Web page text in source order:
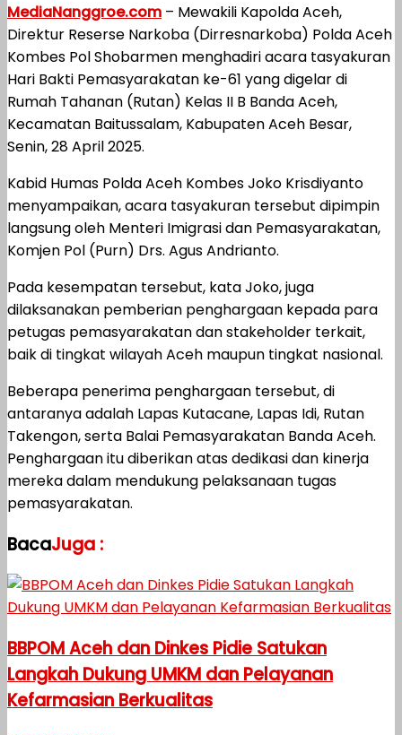
MediaNanggroe.com – Mewakili Kapolda Aceh,
Direktur Reserse Narkoba (Dirresnarkoba) Polda Aceh
Kombes Pol Shobarmen menghadiri acara tasyakuran
Hari Bakti Pemasyarakatan ke-61 yang digelar di
Rumah Tahanan (Rutan) Kelas II B Banda Aceh,
Kecamatan Baitussalam, Kabupaten Aceh Besar,
Senin, 28 April 2025.
Kabid Humas Polda Aceh Kombes Joko Krisdiyanto
menyampaikan, acara tasyakuran tersebut dipimpin
langsung oleh Menteri Imigrasi dan Pemasyarakatan,
Komjen Pol (Purn) Drs. Agus Andrianto.
Pada kesempatan tersebut, kata Joko, juga
dilaksanakan pemberian penghargaan kepada para
petugas pemasyarakatan dan stakeholder terkait,
baik di tingkat wilayah Aceh maupun tingkat nasional.
Beberapa penerima penghargaan tersebut, di
antaranya adalah Lapas Kutacane, Lapas Idi, Rutan
Takengon, serta Balai Pemasyarakatan Banda Aceh.
Penghargaan itu diberikan atas dedikasi dan kinerja
mereka dalam mendukung pelaksanaan tugas
pemasyarakatan.
BacaJuga :
BBPOM Aceh dan Dinkes Pidie Satukan
Langkah Dukung UMKM dan Pelayanan
Kefarmasian Berkualitas